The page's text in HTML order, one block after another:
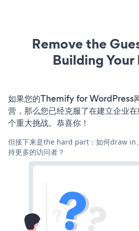
Remove the
Building Your
如果您的Themify for WordPress
营，那么您已经克服了在建立企业
个重大挑战。恭喜你！
但接下来是the hard part：如何draw in
持更多的访问者？